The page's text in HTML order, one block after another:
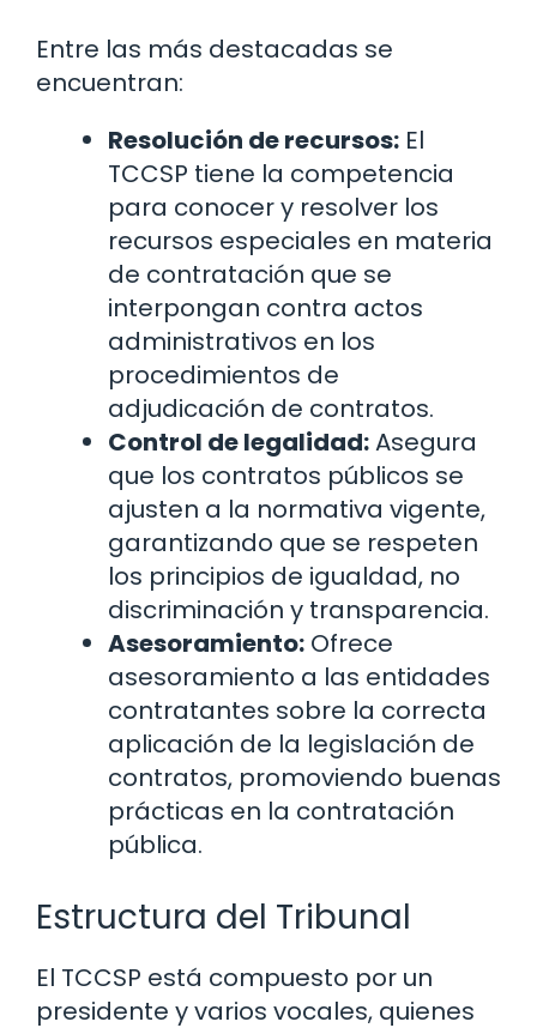
Entre las más destacadas se
encuentran:
Resolución de recursos: El
TCCSP tiene la competencia
para conocer y resolver los
recursos especiales en materia
de contratación que se
interpongan contra actos
administrativos en los
procedimientos de
adjudicación de contratos.
Control de legalidad:Asegura
que los contratos públicos se
ajusten a la normativa vigente,
garantizando que se respeten
los principios de igualdad, no
discriminación y transparencia.
Asesoramiento: Ofrece
asesoramiento a las entidades
contratantes sobre la correcta
aplicación de la legislación de
contratos, promoviendo buenas
prácticas en la contratación
pública.
Estructura del Tribunal
El TCCSP está compuesto por un
presidente y varios vocales, quienes